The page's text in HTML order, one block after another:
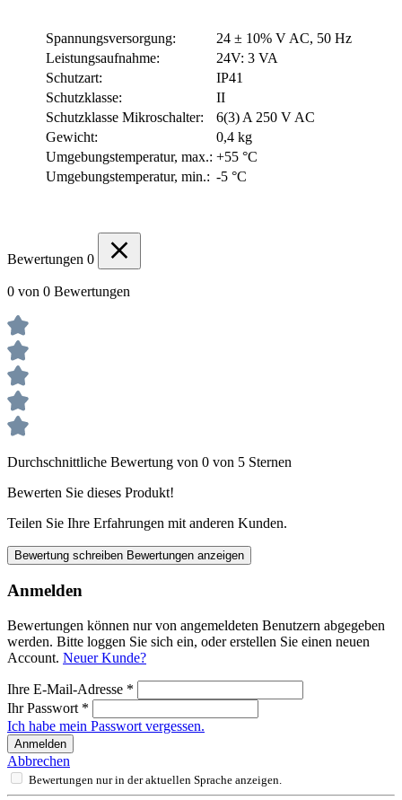
Spannungsversorgung:
24 ± 10% V AC, 50 Hz
Leistungsaufnahme:
24V: 3 VA
Schutzart:
IP41
Schutzklasse:
II
Schutzklasse Mikroschalter:
6(3) A 250 V AC
Gewicht:
0,4 kg
Umgebungstemperatur, max.: +55 °C
Umgebungstemperatur, min.: -5 °C
Bewertungen 0
0 von 0 Bewertungen
Durchschnittliche Bewertung von 0 von 5 Sternen
Bewerten Sie dieses Produkt!
Teilen Sie Ihre Erfahrungen mit anderen Kunden.
Bewertung schreiben Bewertungen anzeigen
Anmelden
Bewertungen können nur von angemeldeten Benutzern abgegeben
werden. Bitte loggen Sie sich ein, oder erstellen Sie einen neuen
Account. Neuer Kunde?
Ihre E-Mail-Adresse *
Ihr Passwort *
Ich habe mein Passwort vergessen.
Anmelden
Abbrechen
Bewertungen nur in der aktuellen Sprache anzeigen.